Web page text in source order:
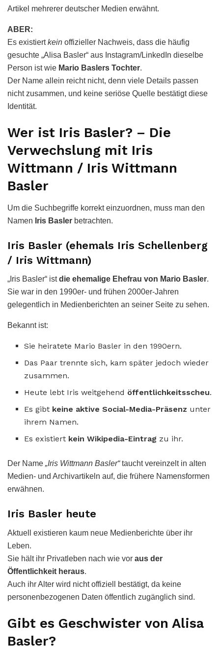
Artikel mehrerer deutscher Medien erwähnt.
ABER:
Es existiertkein offizieller Nachweis, dass die häufig
gesuchte „Alisa Basler“ aus Instagram/LinkedIn dieselbe
Person ist wie Mario Baslers Tochter.
Der Name allein reicht nicht, denn viele Details passen
nicht zusammen, und keine seriöse Quelle bestätigt diese
Identität.
Wer ist Iris Basler? – Die
Verwechslung mit Iris
Wittmann / Iris Wittmann
Basler
Um die Suchbegriffe korrekt einzuordnen, muss man den
Namen Iris Basler betrachten.
Iris Basler (ehemals Iris Schellenberg
/ Iris Wittmann)
„Iris Basler“ istdie ehemalige Ehefrau von Mario Basler.
Sie war in den 1990er- und frühen 2000er-Jahren
gelegentlich in Medienberichten an seiner Seite zu sehen.
Bekannt ist:
Sie heiratete Mario Basler in den 1990ern.
Das Paar trennte sich, kam später jedoch wieder
zusammen.
Heute lebt Iris weitgehend öffentlichkeitsscheu.
Es gibt keine aktive Social-Media-Präsenz unter
ihrem Namen.
Es existiert kein Wikipedia-Eintrag zu ihr.
Der Name „Iris Wittmann Basler“taucht vereinzelt in alten
Medien- und Archivartikeln auf, die frühere Namensformen
erwähnen.
Iris Basler heute
Aktuell existieren kaum neue Medienberichte über ihr
Leben.
Sie hält ihr Privatleben nach wie vor aus der
Öffentlichkeit heraus.
Auch ihr Alter wird nicht offiziell bestätigt, da keine
personenbezogenen Daten öffentlich zugänglich sind.
Gibt es Geschwister von Alisa
Basler?